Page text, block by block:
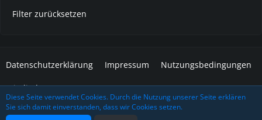
Filter zurücksetzen
Datenschutzerklärung Impressum Nutzungsbedingungen
Mitglieder
Diese Seite verwendet Cookies. Durch die Nutzung unserer Seite erklären
Sie sich damit einverstanden, dass wir Cookies setzen.